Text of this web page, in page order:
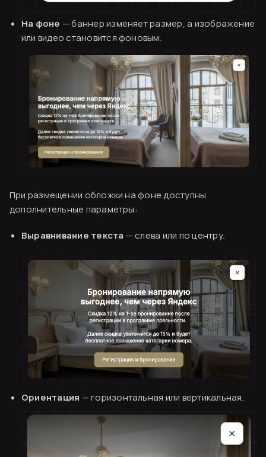
На фоне — баннер изменяет размер, а изображение
или видео становится фоновым.
При размещении обложки на фоне доступны
дополнительные параметры:
Выравнивание текста — слева или по центру.
Ориентация — горизонтальная или вертикальная.